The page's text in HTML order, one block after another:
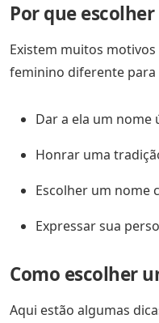
Por que
Existem muitos
feminino diferente para
Dar a ela um nome
Honrar uma
Escolher um nome
Expressar sua
Como escolher
Aqui estão algumas